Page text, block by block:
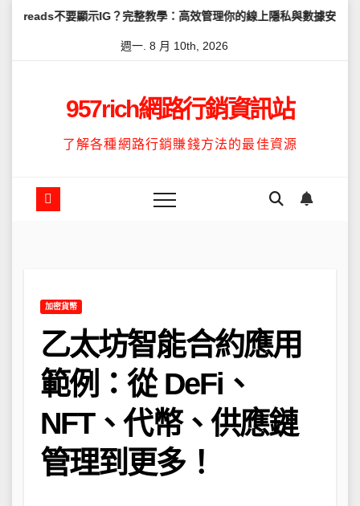
IG？完整教學：高效管理你的線上隱私與數據安全 怎麼讓
週一. 8 月 10th, 2026
957rich網路行銷資訊站
了解各種網路行銷賺錢方法的最佳資源
加密貨幣
乙太坊智能合約應用
範例：從 DeFi、
NFT、代幣、供應鏈
管理到更多！